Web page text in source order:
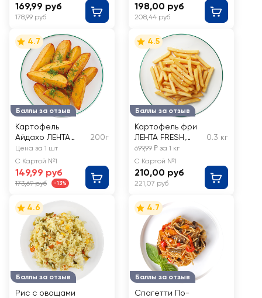
169,99 руб
178,99 руб
198,00 руб
208,44 руб
Баллы за отзыв
4.7
Картофель
Айдахо ЛЕНТА
FRESH
200г
Цена за 1 шт
С Картой №1
149,99 руб
173,69 руб -13%
Баллы за отзыв
4.5
Картофель фри
ЛЕНТА FRESH,
весовой
0.3 кг
699,99 ₽ за 1 кг
С Картой №1
210,00 руб
221,07 руб
Баллы за отзыв
4.6
Рис с овощами
Баллы за отзыв
4.7
Спагетти По-